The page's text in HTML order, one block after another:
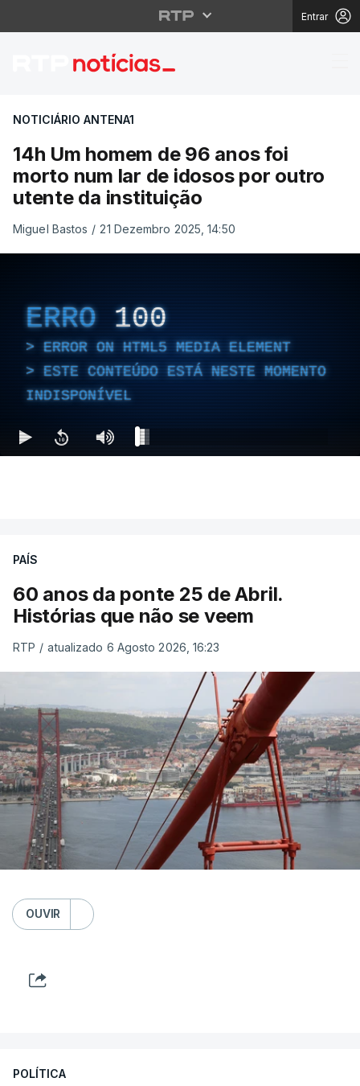
Entrar
14h Um homem de
NOTICIÁRIO ANTENA1
14h Um homem de 96 anos foi
morto num lar de idosos por outro
utente da instituição
Miguel Bastos / 21 Dezembro 2025, 14:50
ERRO 100
ERROR ON HTML5 MEDIA ELEMENT
ESTE CONTEÚDO ESTÁ NESTE MOMENTO
INDISPONÍVEL
PAÍS
60 anos da ponte 25 de Abril.
Histórias que não se veem
RTP / atualizado 6 Agosto 2026, 16:23
OUVIR
POLÍTICA